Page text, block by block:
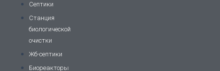
Септики
Станция
биологической
очистки
Жб-септики
Биореакторы